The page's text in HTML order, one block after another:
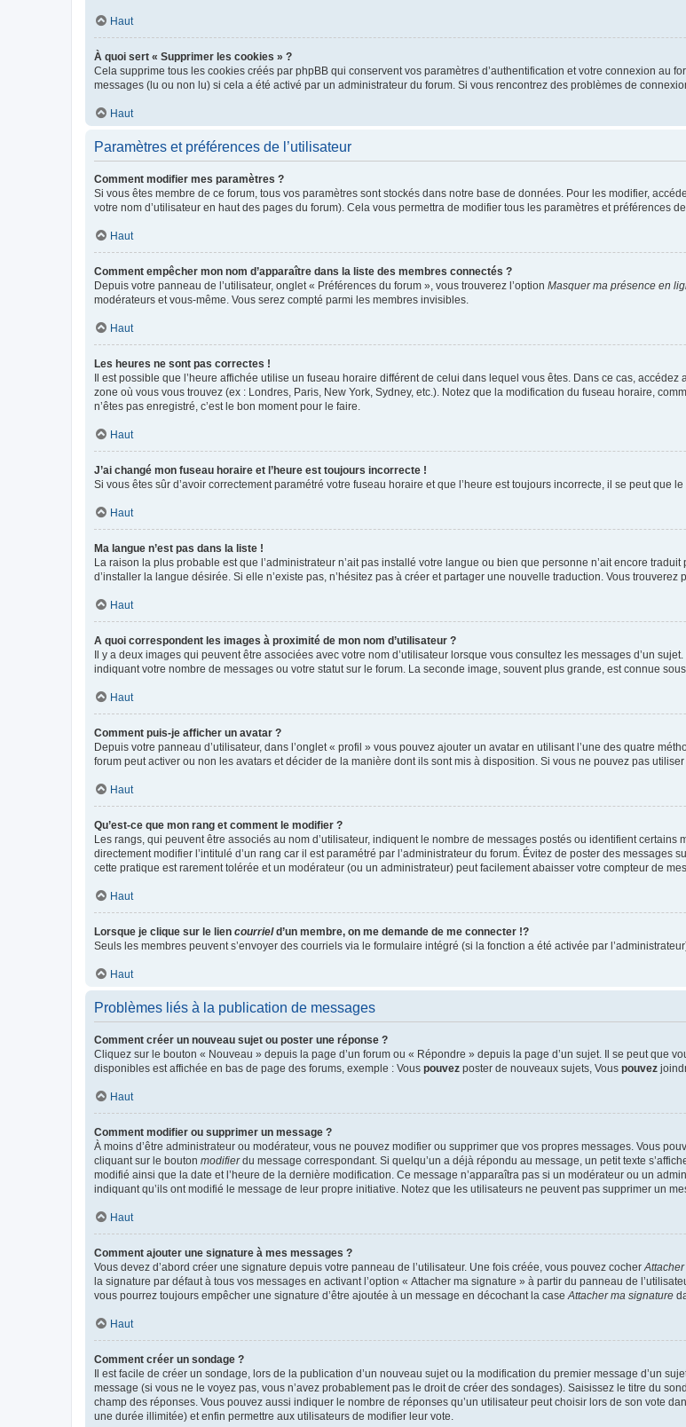
Haut
À quoi sert « Supprimer les cookies » ?
Cela supprime tous les cookies créés par phpBB qui conservent vos paramètres d’authentification et votre connexion au
messages (lu ou non lu) si cela a été activé par un administrateur du forum. Si vous rencontrez des problèmes de
Haut
Paramètres et préférences de l’utilisateur
Comment modifier mes paramètres ?
Si vous êtes membre de ce forum, tous vos paramètres sont stockés dans notre base de données. Pour les modifier,
votre nom d’utilisateur en haut des pages du forum). Cela vous permettra de modifier tous les paramètres et préférences de
Haut
Comment empêcher mon nom d’apparaître dans la liste des membres connectés ?
Depuis votre panneau de l’utilisateur, onglet « Préférences du forum », vous trouverez l’option Masquer ma présence en
modérateurs et vous-même. Vous serez compté parmi les membres invisibles.
Haut
Les heures ne sont pas correctes !
Il est possible que l’heure affichée utilise un fuseau horaire différent de celui dans lequel vous êtes. Dans ce cas, accédez
zone où vous vous trouvez (ex : Londres, Paris, New York, Sydney, etc.). Notez que la modification du fuseau horaire,
n’êtes pas enregistré, c’est le bon moment pour le faire.
Haut
J’ai changé mon fuseau horaire et l’heure est toujours incorrecte !
Si vous êtes sûr d’avoir correctement paramétré votre fuseau horaire et que l’heure est toujours incorrecte, il se peut que
Haut
Ma langue n’est pas dans la liste !
La raison la plus probable est que l’administrateur n’ait pas installé votre langue ou bien que personne n’ait encore
d’installer la langue désirée. Si elle n’existe pas, n’hésitez pas à créer et partager une nouvelle traduction. Vous trouverez
Haut
A quoi correspondent les images à proximité de mon nom d’utilisateur ?
Il y a deux images qui peuvent être associées avec votre nom d’utilisateur lorsque vous consultez les messages d’un
indiquant votre nombre de messages ou votre statut sur le forum. La seconde image, souvent plus grande, est connue
Haut
Comment puis-je afficher un avatar ?
Depuis votre panneau d’utilisateur, dans l’onglet « profil » vous pouvez ajouter un avatar en utilisant l’une des quatre
forum peut activer ou non les avatars et décider de la manière dont ils sont mis à disposition. Si vous ne pouvez pas utiliser
Haut
Qu’est-ce que mon rang et comment le modifier ?
Les rangs, qui peuvent être associés au nom d’utilisateur, indiquent le nombre de messages postés ou identifient
directement modifier l’intitulé d’un rang car il est paramétré par l’administrateur du forum. Évitez de poster des messages
cette pratique est rarement tolérée et un modérateur (ou un administrateur) peut facilement abaisser votre compteur de
Haut
Lorsque je clique sur le lien courrield’un membre, on me demande de me connecter !?
Seuls les membres peuvent s’envoyer des courriels via le formulaire intégré (si la fonction a été activée par
Haut
Problèmes liés à la publication de messages
Comment créer un nouveau sujet ou poster une réponse ?
Cliquez sur le bouton « Nouveau » depuis la page d’un forum ou « Répondre » depuis la page d’un sujet. Il se peut que
disponibles est affichée en bas de page des forums, exemple : Vous pouvez poster de nouveaux sujets, Vous pouvez
Haut
Comment modifier ou supprimer un message ?
À moins d’être administrateur ou modérateur, vous ne pouvez modifier ou supprimer que vos propres messages. Vous
cliquant sur le bouton modifierdu message correspondant. Si quelqu’un a déjà répondu au message, un petit texte
modifié ainsi que la date et l’heure de la dernière modification. Ce message n’apparaîtra pas si un modérateur ou un
indiquant qu’ils ont modifié le message de leur propre initiative. Notez que les utilisateurs ne peuvent pas supprimer un
Haut
Comment ajouter une signature à mes messages ?
Vous devez d’abord créer une signature depuis votre panneau de l’utilisateur. Une fois créée, vous pouvez cocher
la signature par défaut à tous vos messages en activant l’option « Attacher ma signature » à partir du panneau de
vous pourrez toujours empêcher une signature d’être ajoutée à un message en décochant la case Attacher ma signature
Haut
Comment créer un sondage ?
Il est facile de créer un sondage, lors de la publication d’un nouveau sujet ou la modification du premier message d’un
message (si vous ne le voyez pas, vous n’avez probablement pas le droit de créer des sondages). Saisissez le titre du
champ des réponses. Vous pouvez aussi indiquer le nombre de réponses qu’un utilisateur peut choisir lors de son vote
une durée illimitée) et enfin permettre aux utilisateurs de modifier leur vote.